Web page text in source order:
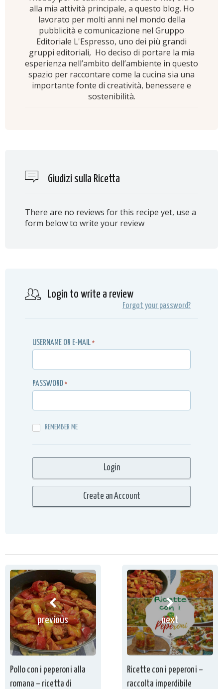
alla mia attività principale, a questo blog. Ho
lavorato per molti anni nel mondo della
pubblicità e comunicazione nel Gruppo
Editoriale L'Espresso, uno dei più grandi
gruppi editoriali, Ho deciso di portare la mia
esperienza nell’ambito dell’ambiente in questo
spazio per raccontare come la cucina sia una
importante fonte di creatività, benessere e
sostenibilità.
Giudizi sulla Ricetta
There are no reviews for this recipe yet, use a
form below to write your review
Login to write a review
Forgot your password?
USERNAME OR E-MAIL *
PASSWORD *
REMEMBER ME
previous
Pollo con i peperoni alla
romana – ricetta di
next
Ricette con i peperoni –
raccolta imperdibile